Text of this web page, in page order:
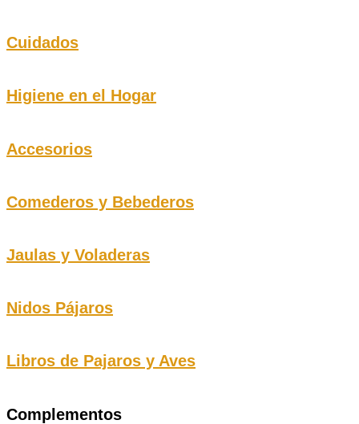
Cuidados
Higiene en el Hogar
Accesorios
Comederos y Bebederos
Jaulas y Voladeras
Nidos Pájaros
Libros de Pajaros y Aves
Complementos